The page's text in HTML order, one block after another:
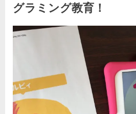
グラミング教育！
Posted
on
2023年6月11日
By
kodomira-cafe-admin